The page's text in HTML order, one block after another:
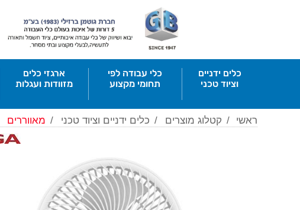
כלים ידניים
וציוד טכני
כלי עבודה לפי
תחומי מקצוע
ארגזי כלים
מזוודות ועגלות
ראשי / קטלוג מוצרים / כלים ידניים וציוד טכני / מאווררים